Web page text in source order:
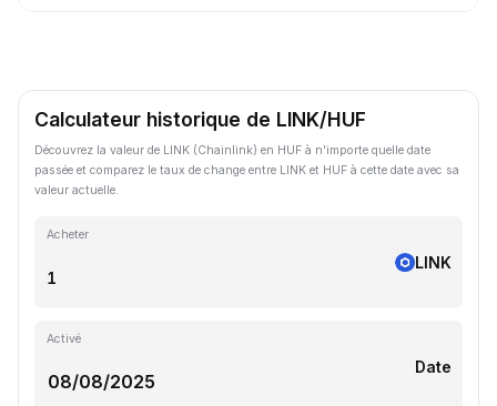
Calculateur historique de LINK/HUF
Découvrez la valeur de LINK (Chainlink) en HUF à n'importe quelle date
passée et comparez le taux de change entre LINK et HUF à cette date avec sa
valeur actuelle.
Acheter
LINK
Activé
Date